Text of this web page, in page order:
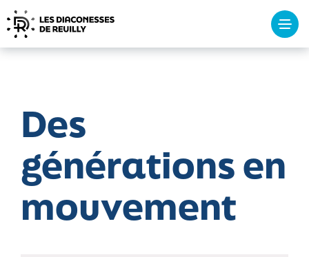
Des
générations en
mouvement